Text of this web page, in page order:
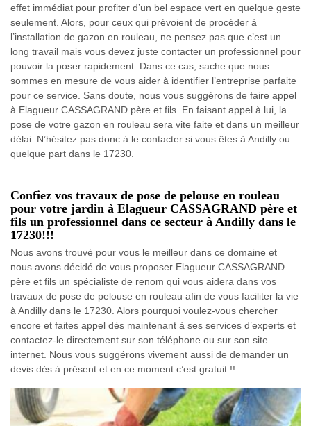
effet immédiat pour profiter d’un bel espace vert en quelque geste
seulement. Alors, pour ceux qui prévoient de procéder à
l’installation de gazon en rouleau, ne pensez pas que c’est un
long travail mais vous devez juste contacter un professionnel pour
pouvoir la poser rapidement. Dans ce cas, sache que nous
sommes en mesure de vous aider à identifier l’entreprise parfaite
pour ce service. Sans doute, nous vous suggérons de faire appel
à Elagueur CASSAGRAND père et fils. En faisant appel à lui, la
pose de votre gazon en rouleau sera vite faite et dans un meilleur
délai. N’hésitez pas donc à le contacter si vous êtes à Andilly ou
quelque part dans le 17230.
Confiez vos travaux de pose de pelouse en rouleau
pour votre jardin à Elagueur CASSAGRAND père et
fils un professionnel dans ce secteur à Andilly dans le
17230!!!
Nous avons trouvé pour vous le meilleur dans ce domaine et
nous avons décidé de vous proposer Elagueur CASSAGRAND
père et fils un spécialiste de renom qui vous aidera dans vos
travaux de pose de pelouse en rouleau afin de vous faciliter la vie
à Andilly dans le 17230. Alors pourquoi voulez-vous chercher
encore et faites appel dès maintenant à ses services d’experts et
contactez-le directement sur son téléphone ou sur son site
internet. Nous vous suggérons vivement aussi de demander un
devis dès à présent et en ce moment c’est gratuit !!